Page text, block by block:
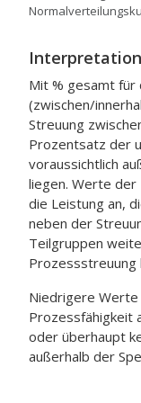
Interpretation
Mit % gesamt
(zwischen/
Streuung
Prozentsatz der
voraussichtlich
liegen. Werte der
die Leistung an,
neben der
Teilgruppen
Niedrigere
Prozessfähigkeit
oder überhaupt
außerhalb der